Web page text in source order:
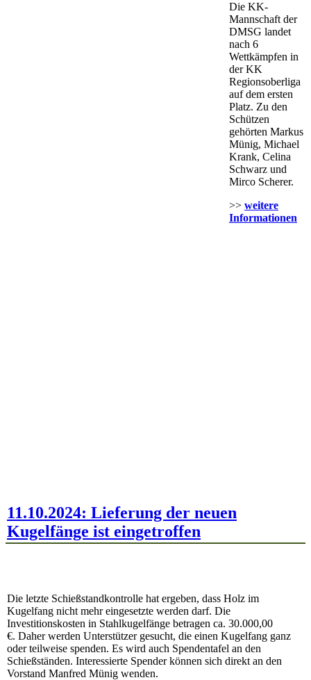
Die KK-
Mannschaft der
DMSG landet
nach 6
Wettkämpfen in
der KK
Regionsoberliga
auf dem ersten
Platz. Zu den
Schützen
gehörten Markus
Münig, Michael
Krank, Celina
Schwarz und
Mirco Scherer.
>> weitere
Informationen
11.10.2024: Lieferung der neuen
Kugelfänge ist eingetroffen
Die letzte Schießstandkontrolle hat ergeben, dass Holz im
Kugelfang nicht mehr eingesetzte werden darf. Die
Investitionskosten in Stahlkugelfänge betragen ca. 30.000,00
€. Daher werden Unterstützer gesucht, die einen Kugelfang ganz
oder teilweise spenden. Es wird auch Spendentafel an den
Schießständen. Interessierte Spender können sich direkt an den
Vorstand Manfred Münig wenden.